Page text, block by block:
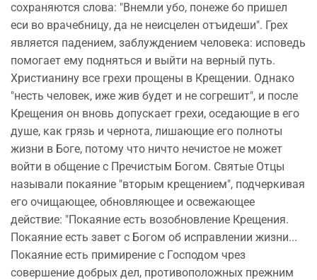
сохраняются слова: "Внемли убо, понеже бо пришел
еси во врачебницу, да не неисцелен отъидеши". Грех
является падением, заблуждением человека: исповедь
помогает ему подняться и выйти на верный путь.
Христианину все грехи прощены в Крещении. Однако
"несть человек, иже жив будет и не согрешит", и после
Крещения он вновь допускает грехи, оседающие в его
душе, как грязь и чернота, лишающие его полноты
жизни в Боге, потому что ничто нечистое не может
войти в общение с Пречистым Богом. Святые Отцы
называли покаяние "вторым крещением", подчеркивая
его очищающее, обновляющее и освежающее
действие: "Покаяние есть возобновление Крещения.
Покаяние есть завет с Богом об исправлении жизни...
Покаяние есть примирение с Господом чрез
совершение добрых дел, противоположных прежним